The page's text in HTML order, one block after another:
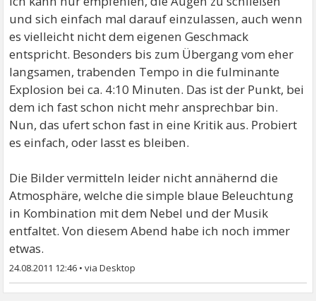
und sich einfach mal darauf einzulassen, auch wenn
es vielleicht nicht dem eigenen Geschmack
entspricht. Besonders bis zum Übergang vom eher
langsamen, trabenden Tempo in die fulminante
Explosion bei ca. 4:10 Minuten. Das ist der Punkt, bei
dem ich fast schon nicht mehr ansprechbar bin.
Nun, das ufert schon fast in eine Kritik aus. Probiert
es einfach, oder lasst es bleiben.
Die Bilder vermitteln leider nicht annähernd die
Atmosphäre, welche die simple blaue Beleuchtung
in Kombination mit dem Nebel und der Musik
entfaltet. Von diesem Abend habe ich noch immer
etwas.
24.08.2011 12:46 •